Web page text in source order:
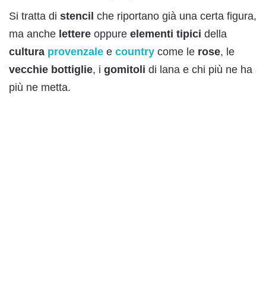
Si tratta di stencil che riportano già una certa figura,
ma anche lettere oppure elementi tipici della
cultura provenzale e country come le rose, le
vecchie bottiglie, i gomitoli di lana e chi più ne ha
più ne metta.